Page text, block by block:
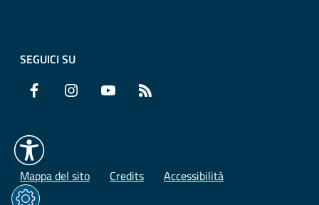
SEGUICI SU
Facebook Instagram YouTube
Mappa del sito Credits Accessibilità